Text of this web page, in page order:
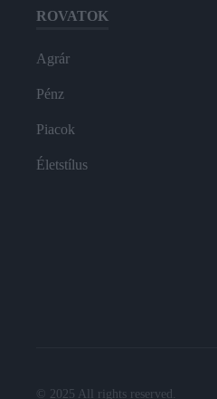
ROVATOK
Agrár
Pénz
Piacok
Életstílus
© 2025 All rights reserved.